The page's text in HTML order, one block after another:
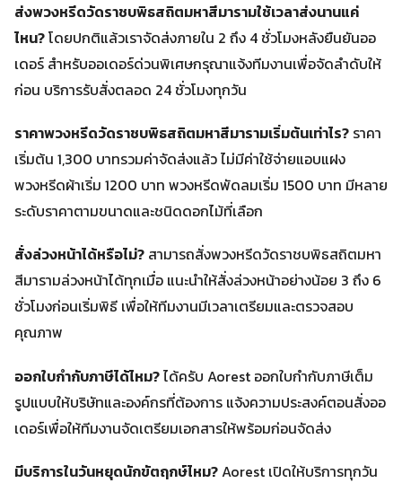
ส่งพวงหรีดวัดราชบพิธสถิตมหาสีมารามใช้เวลาส่งนานแค่
ไหน?โดยปกติแล้วเราจัดส่งภายใน 2 ถึง 4 ชั่วโมงหลังยืนยันออ
เดอร์ สำหรับออเดอร์ด่วนพิเศษกรุณาแจ้งทีมงานเพื่อจัดลำดับให้
ก่อน บริการรับสั่งตลอด 24 ชั่วโมงทุกวัน
ราคาพวงหรีดวัดราชบพิธสถิตมหาสีมารามเริ่มต้นเท่าไร? ราคา
เริ่มต้น 1,300 บาทรวมค่าจัดส่งแล้ว ไม่มีค่าใช้จ่ายแอบแฝง
พวงหรีดผ้าเริ่ม 1200 บาท พวงหรีดพัดลมเริ่ม 1500 บาท มีหลาย
ระดับราคาตามขนาดและชนิดดอกไม้ที่เลือก
สั่งล่วงหน้าได้หรือไม่? สามารถสั่งพวงหรีดวัดราชบพิธสถิตมหา
สีมารามล่วงหน้าได้ทุกเมื่อ แนะนำให้สั่งล่วงหน้าอย่างน้อย 3 ถึง 6
ชั่วโมงก่อนเริ่มพิธี เพื่อให้ทีมงานมีเวลาเตรียมและตรวจสอบ
คุณภาพ
ออกใบกำกับภาษีได้ไหม?ได้ครับ Aorest ออกใบกำกับภาษีเต็ม
รูปแบบให้บริษัทและองค์กรที่ต้องการ แจ้งความประสงค์ตอนสั่งออ
เดอร์เพื่อให้ทีมงานจัดเตรียมเอกสารให้พร้อมก่อนจัดส่ง
มีบริการในวันหยุดนักขัตฤกษ์ไหม?Aorest เปิดให้บริการทุกวัน